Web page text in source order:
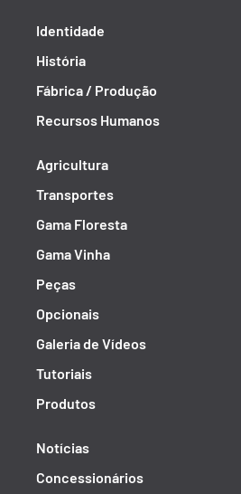
Identidade
História
Fábrica / Produção
Recursos Humanos
Agricultura
Transportes
Gama Floresta
Gama Vinha
Peças
Opcionais
Galeria de Vídeos
Tutoriais
Produtos
Notícias
Concessionários